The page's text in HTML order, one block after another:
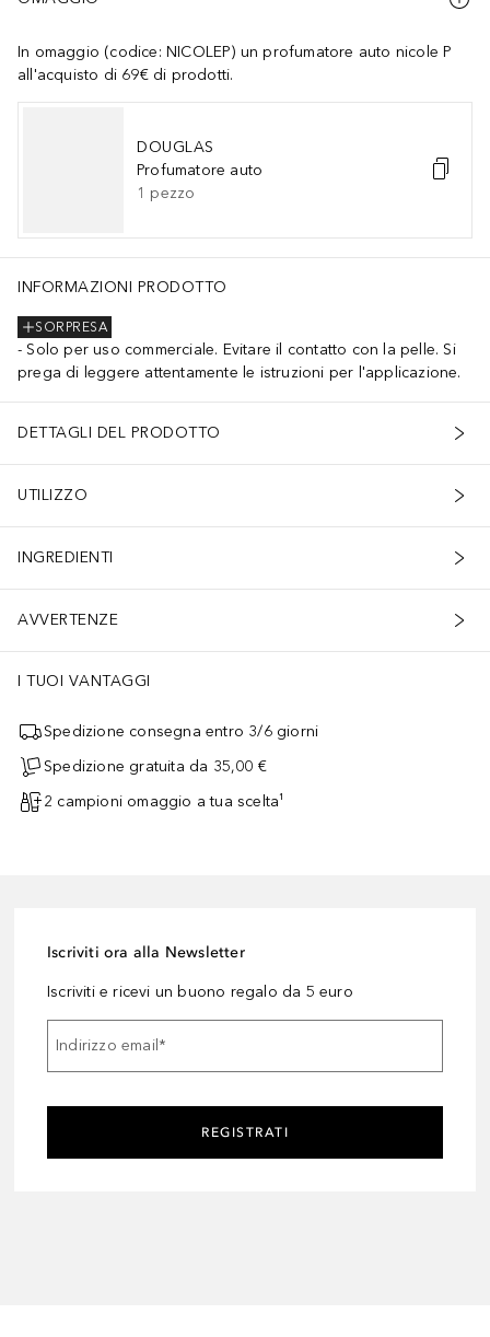
In omaggio (codice: NICOLEP) un profumatore auto nicole P
all'acquisto di 69€ di prodotti.
DOUGLAS
Profumatore auto
1 pezzo
INFORMAZIONI PRODOTTO
SORPRESA
Solo per uso commerciale. Evitare il contatto con la pelle. Si
prega di leggere attentamente le istruzioni per l'applicazione.
DETTAGLI DEL PRODOTTO
UTILIZZO
INGREDIENTI
AVVERTENZE
I TUOI VANTAGGI
Spedizione consegna entro 3/6 giorni
Spedizione gratuita da 35,00 €
2 campioni omaggio a tua scelta¹
Iscriviti ora alla Newsletter
Iscriviti e ricevi un buono regalo da 5 euro
Indirizzo email*
REGISTRATI